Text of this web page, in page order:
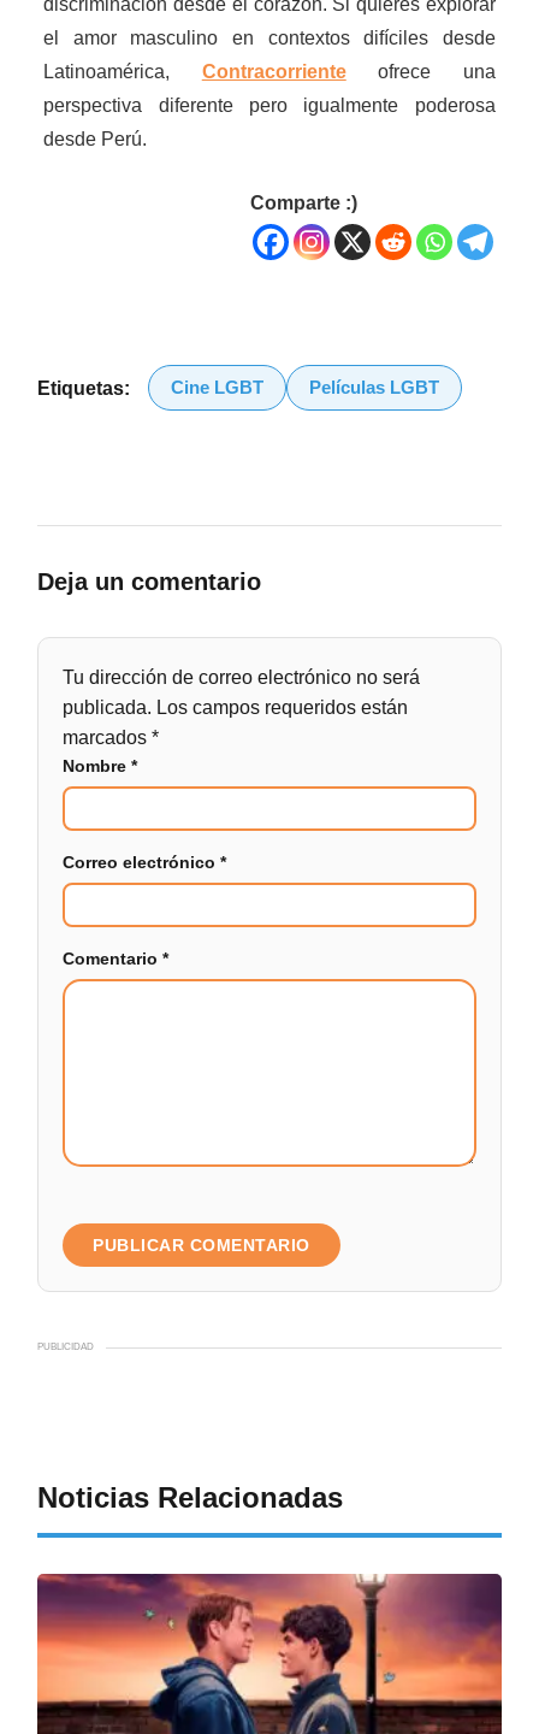
discriminación desde el corazón. Si quieres explorar
el amor masculino en contextos difíciles desde
Latinoamérica, Contracorrienteofrece una
perspectiva diferente pero igualmente poderosa
desde Perú.
Comparte :)
Etiquetas: Cine LGBT Películas LGBT
Deja un comentario
Tu dirección de correo electrónico no será
publicada. Los campos requeridos están
marcados*
Nombre*
Correo electrónico*
Comentario*
PUBLICIDAD
Noticias Relacionadas